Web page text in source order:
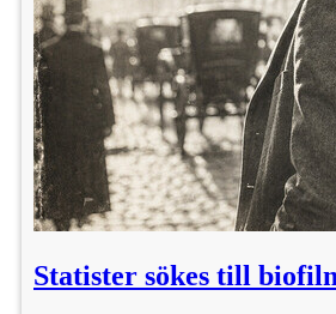
Statister sökes till